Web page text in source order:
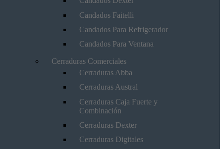
Candados Faitelli
Candados Para Refrigerador
Candados Para Ventana
Cerraduras Comerciales
Cerraduras Abba
Cerraduras Austral
Cerraduras Caja Fuerte y
Combinación
Cerraduras Dexter
Cerraduras Digitales